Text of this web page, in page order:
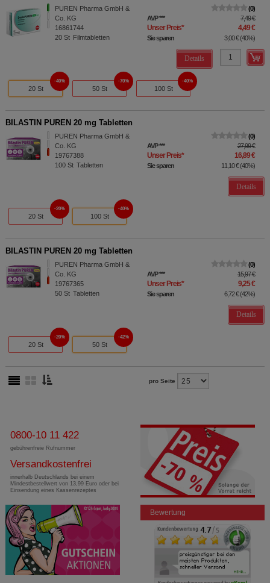
PUREN Pharma GmbH &
Co. KG
16861744
20 St Filmtabletten
0
AVP*** 7,49 €
Unser Preis* 4,49 €
Sie sparen 3,00 €(40%)
Details
20 St
40%
50 St
70%
100 St
40%
BILASTIN PUREN 20 mg Tabletten
PUREN Pharma GmbH &
Co. KG
19767388
100 St Tabletten
0
AVP*** 27,99 €
Unser Preis* 16,89 €
Sie sparen 11,10 €(40%)
Details
20 St
20%
100 St
40%
BILASTIN PUREN 20 mg Tabletten
PUREN Pharma GmbH &
Co. KG
19767365
50 St Tabletten
0
AVP*** 15,97 €
Unser Preis* 9,25 €
Sie sparen 6,72 €(42%)
Details
20 St
20%
50 St
42%
pro Seite
0800-10 11 422
gebührenfreie Rufnummer
Versandkostenfrei
innerhalb Deutschlands bei einem
Mindestbestellwert von 13,99 Euro oder bei
Einsendung eines Kassenrezeptes
Bewertung